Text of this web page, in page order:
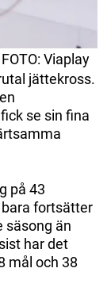
Viaplay
jättekross.
se sin fina
på 43
fortsätter
säsong än
har det
mål och 38